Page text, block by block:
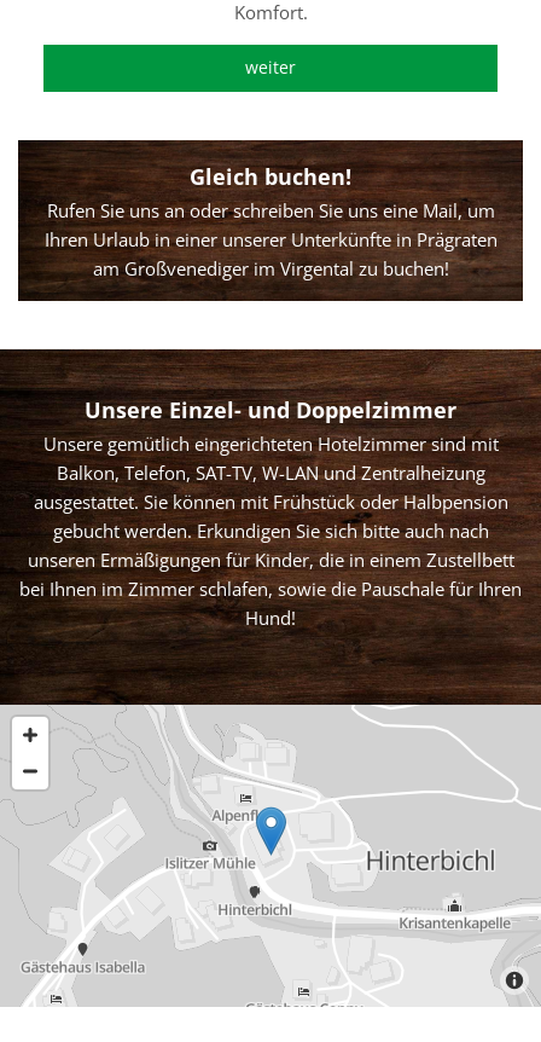
Komfort.
weiter
Gleich buchen!
Rufen Sie uns an oder schreiben Sie uns eine Mail, um
Ihren Urlaub in einer unserer Unterkünfte in Prägraten
am Großvenediger im Virgental zu buchen!
Unsere Einzel- und Doppelzimmer
Unsere gemütlich eingerichteten Hotelzimmer sind mit
Balkon, Telefon, SAT-TV, W-LAN und Zentralheizung
ausgestattet. Sie können mit Frühstück oder Halbpension
gebucht werden. Erkundigen Sie sich bitte auch nach
unseren Ermäßigungen für Kinder, die in einem Zustellbett
bei Ihnen im Zimmer schlafen, sowie die Pauschale für Ihren
Hund!